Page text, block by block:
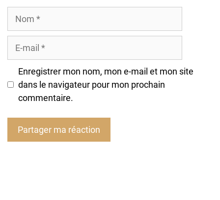
Enregistrer mon nom, mon e-mail et mon site
dans le navigateur pour mon prochain
commentaire.